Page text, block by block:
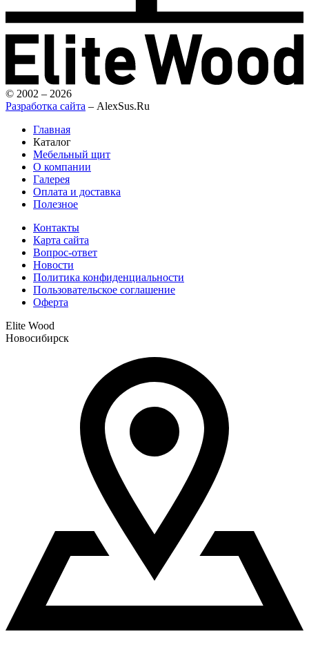
© 2002 – 2026
Разработка сайта – AlexSus.Ru
Главная
Каталог
Мебельный щит
О компании
Галерея
Оплата и доставка
Полезное
Контакты
Карта сайта
Вопрос-ответ
Новости
Политика конфиденциальности
Пользовательское соглашение
Оферта
Elite Wood
Новосибирск